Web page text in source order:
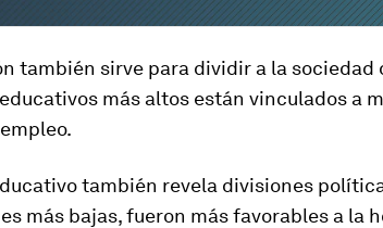
también sirve para dividir a la sociedad
más altos están vinculados a
también revela divisiones
más bajas, fueron más favorables a la